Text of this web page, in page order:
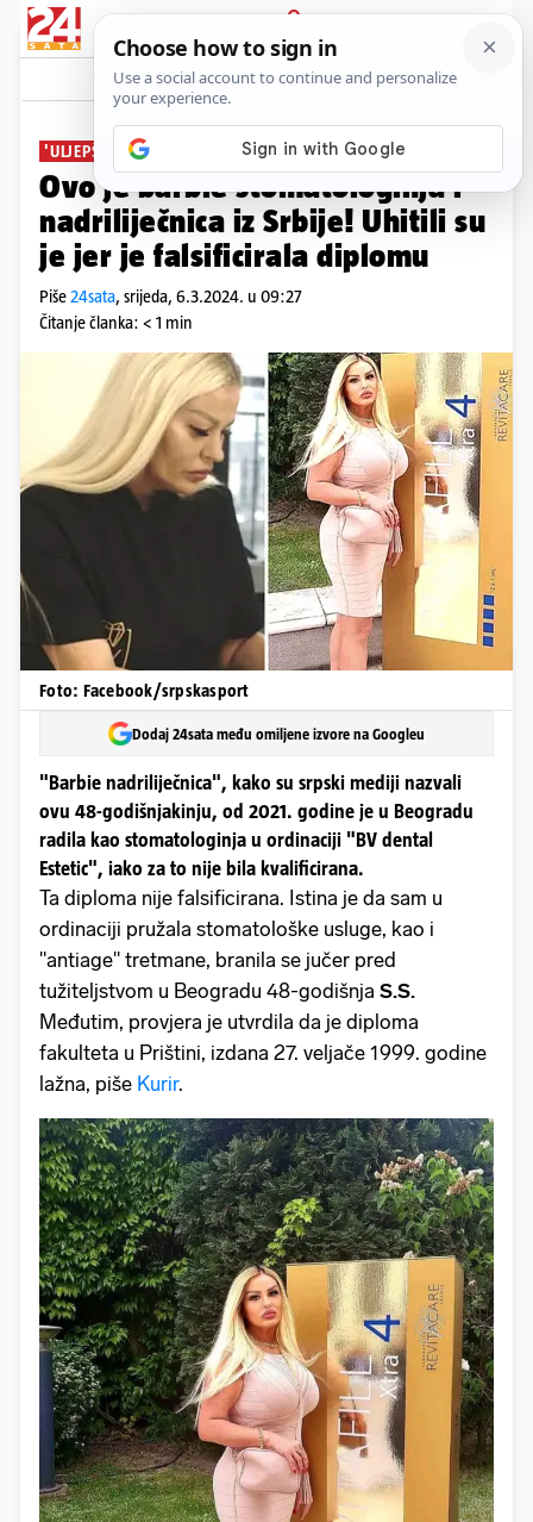
PRIJAVA
News Komentari
'ULJEPŠAVALA' ŽENE
Ovo je barbie stomatologinja i
nadriliječnica iz Srbije! Uhitili su
je jer je falsificirala diplomu
Piše24sata, srijeda, 6.3.2024. u 09:27
Čitanje članka: < 1 min
Foto: Facebook/srpskasport
Dodaj 24sata među omiljene izvore na Googleu
"Barbie nadriliječnica", kako su srpski mediji nazvali
ovu 48-godišnjakinju, od 2021. godine je u Beogradu
radila kao stomatologinja u ordinaciji "BV dental
Estetic", iako za to nije bila kvalificirana.
Ta diploma nije falsificirana. Istina je da sam u
ordinaciji pružala stomatološke usluge, kao i
"antiage" tretmane, branila se jučer pred
tužiteljstvom u Beogradu 48-godišnja S.S.
Međutim, provjera je utvrdila da je diploma
fakulteta u Prištini, izdana 27. veljače 1999. godine
lažna, piše Kurir.